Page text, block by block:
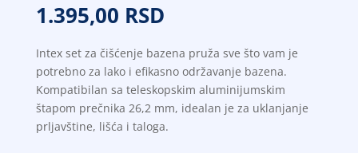
1.395,00 RSD
Intex set za čišćenje bazena pruža sve što vam je
potrebno za lako i efikasno održavanje bazena.
Kompatibilan sa teleskopskim aluminijumskim
štapom prečnika 26,2 mm, idealan je za uklanjanje
prljavštine, lišća i taloga.